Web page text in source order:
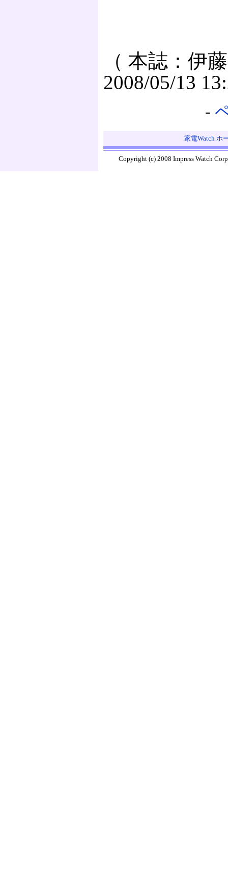
（ 本誌：伊
2008/05/13
-
家電Watch ホ
Copyright (c) 2008 Impress Watch